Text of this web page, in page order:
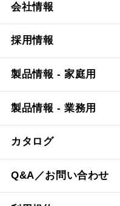
会社情報
採用情報
製品情報 - 家庭用
製品情報 - 業務用
カタログ
Q&A／お問い合わせ